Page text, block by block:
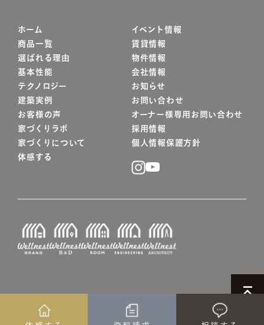
ホーム
商品一覧
選ばれる理由
基本性能
テクノロジー
建築実例
お客様の声
家づくりラボ
家づくりについて
体感する
イベント情報
賃貸情報
物件情報
会社情報
お知らせ
お問い合わせ
オーナー様専用お問い合わせ
採用情報
個人情報保護方針
© WELLNEST HOME